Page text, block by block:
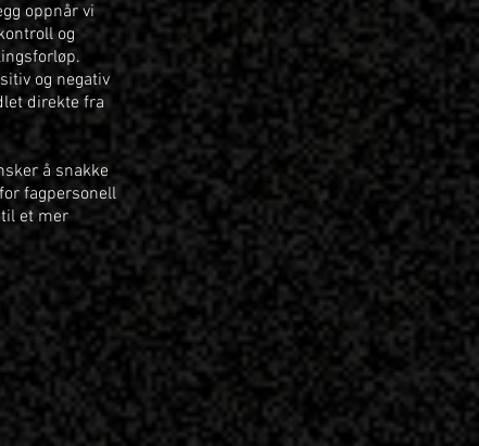
oppnår vi
og
og negativ
direkte fra
å snakke
fagpersonell
et mer